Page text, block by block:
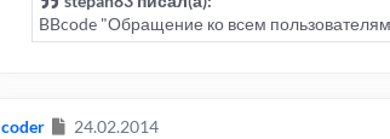
BBcode "Обращение ко всем
coder Сообщение
24.02.2014